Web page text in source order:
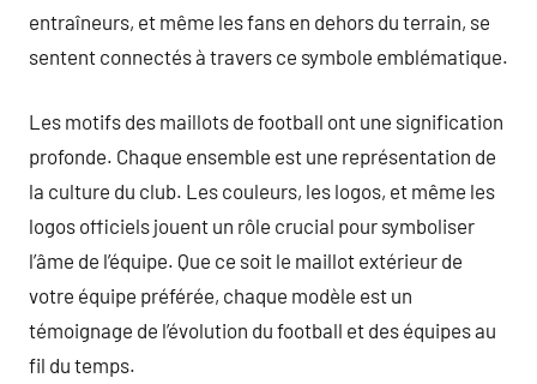
entraîneurs, et même les fans en dehors du terrain, se
sentent connectés à travers ce symbole emblématique.
Les motifs des maillots de football ont une signification
profonde. Chaque ensemble est une représentation de
la culture du club. Les couleurs, les logos, et même les
logos officiels jouent un rôle crucial pour symboliser
l’âme de l’équipe. Que ce soit le maillot extérieur de
votre équipe préférée, chaque modèle est un
témoignage de l’évolution du football et des équipes au
fil du temps.